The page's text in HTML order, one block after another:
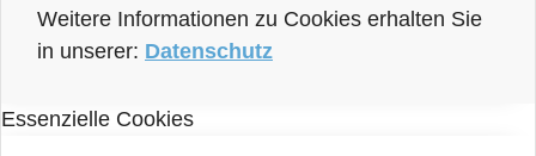
Weitere Informationen zu Cookies erhalten Sie
in unserer: Datenschutz
Essenzielle Cookies